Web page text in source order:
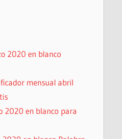
2020 en blanco
mensual abril
2020 en blanco para